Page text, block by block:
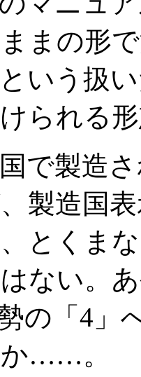
まの形
いう扱
られる
で製造
製造国
とくま
ない。
の「4」
……。